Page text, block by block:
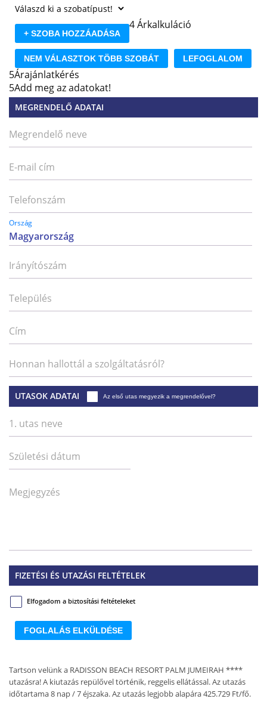
+ SZOBA HOZZÁADÁSA
NEM VÁLASZTOK TÖBB SZOBÁT
4Árkalkuláció
LEFOGLALOM
5Árajánlatkérés
5Add meg az adatokat!
MEGRENDELŐ ADATAI
Megrendelő neve
E-mail cím
Telefonszám
Ország
Irányítószám
Település
Cím
Honnan hallottál a szolgáltatásról?
UTASOK ADATAI Az első utas megyezik a megrendelővel?
1. utas neve
Születési dátum
Megjegyzés
FIZETÉSI ÉS UTAZÁSI FELTÉTELEK
Elfogadom a biztosítási feltételeket
FOGLALÁS ELKÜLDÉSE
Tartson velünk a RADISSON BEACH RESORT PALM JUMEIRAH ****
utazásra! A kiutazás repülővel történik, reggelis ellátással. Az utazás
időtartama 8 nap / 7 éjszaka. Az utazás legjobb alapára 425.729 Ft/fő.